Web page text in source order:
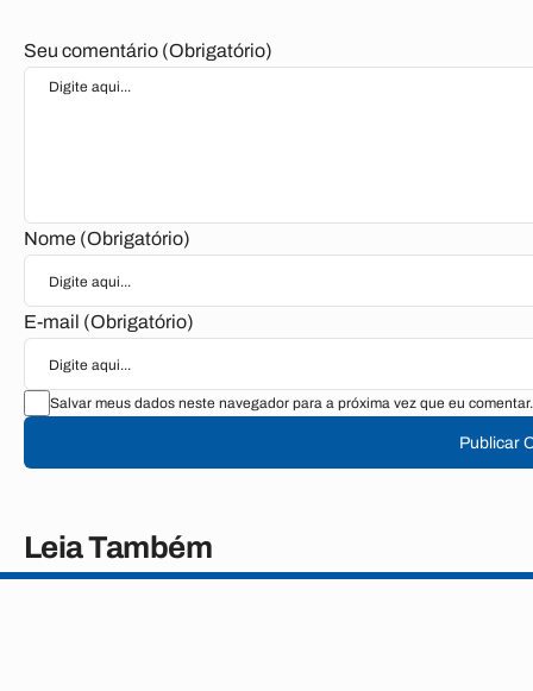
Seu comentário (Obrigatório)
Nome (Obrigatório)
E-mail (Obrigatório)
Salvar meus dados neste navegador para a próxima vez que eu comentar.
Publicar
Leia Também